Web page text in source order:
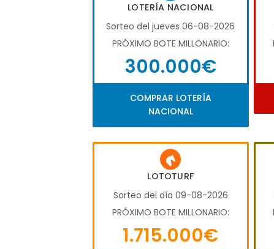
LOTERÍA NACIONAL
Sorteo del jueves 06-08-2026
PRÓXIMO BOTE MILLONARIO:
300.000€
COMPRAR LOTERÍA
NACIONAL
LOTOTURF
Sorteo del día 09-08-2026
PRÓXIMO BOTE MILLONARIO:
1.715.000€